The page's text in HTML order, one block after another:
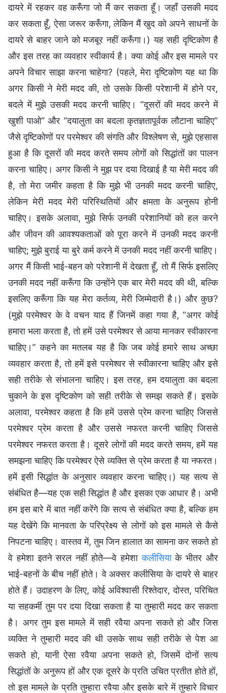
दायरे में रहकर वह करूँगा जो मैं कर सकता हूँ। जहाँ उसकी मदद
कर सकता हूँ, ऐसा जरूर करूँगा, लेकिन मैं खुद को अपने साधनों के
दायरे से बाहर जाने को मजबूर नहीं करूँगा।) यह सही दृष्टिकोण है
और इस तरह का व्यवहार स्वीकार्य है। क्या कोई और इस मामले पर
अपने विचार साझा करना चाहेगा? (पहले, मेरा दृष्टिकोण यह था कि
अगर किसी ने मेरी मदद की, तो उसके किसी परेशानी में होने पर,
बदले में मुझे उसकी मदद करनी चाहिए। “दूसरों की मदद करने में
खुशी पाओ” और “दयालुता का बदला कृतज्ञतापूर्वक लौटाना चाहिए”
जैसे दृष्टिकोणों पर परमेश्वर की संगति और विश्लेषण से, मुझे एहसास
हुआ है कि दूसरों की मदद करते समय लोगों को सिद्धांतों का पालन
करना चाहिए। अगर किसी ने मुझ पर दया दिखाई है या मेरी मदद की
है, तो मेरा जमीर कहता है कि मुझे भी उनकी मदद करनी चाहिए,
लेकिन मेरी मदद मेरी परिस्थितियों और क्षमता के अनुरूप होनी
चाहिए। इसके अलावा, मुझे सिर्फ उनकी परेशानियों को हल करने
और जीवन की आवश्यकताओं को पूरा करने में उनकी मदद करनी
चाहिए; मुझे बुराई या बुरे कर्म करने में उनकी मदद नहीं करनी चाहिए।
अगर मैं किसी भाई-बहन को परेशानी में देखता हूँ, तो मैं सिर्फ इसलिए
उनकी मदद नहीं करूँगा कि उन्होंने एक बार मेरी मदद की थी, बल्कि
इसलिए करूँगा कि यह मेरा कर्तव्य, मेरी जिम्मेदारी है।) और कुछ?
(मुझे परमेश्वर के वे वचन याद हैं जिनमें कहा गया है, “अगर कोई
हमारा भला करता है, तो हमें उसे परमेश्वर से आया मानकर स्वीकारना
चाहिए।” कहने का मतलब यह है कि जब कोई हमारे साथ अच्छा
व्यवहार करता है, तो हमें इसे परमेश्वर से स्वीकारना चाहिए और इसे
सही तरीके से संभालना चाहिए। इस तरह, हम दयालुता का बदला
चुकाने के इस दृष्टिकोण को सही तरीके से समझ सकते हैं। इसके
अलावा, परमेश्वर कहता है कि हमें उससे प्रेम करना चाहिए जिससे
परमेश्वर प्रेम करता है और उससे नफरत करनी चाहिए जिससे
परमेश्वर नफरत करता है। दूसरे लोगों की मदद करते समय, हमें यह
समझना चाहिए कि परमेश्वर ऐसे व्यक्ति से प्रेम करता है या नफरत।
हमें इसी सिद्धांत के अनुसार व्यवहार करना चाहिए।) यह सत्य से
संबंधित है—यह एक सही सिद्धांत है और इसका एक आधार है। अभी
हम इस बारे में बात नहीं करेंगे कि सत्य से संबंधित क्या है, बल्कि हम
यह देखेंगे कि मानवता के परिप्रेक्ष्य से लोगों को इस मामले से कैसे
निपटना चाहिए। वास्तव में, तुम जिन हालात का सामना कर सकते हो
वे हमेशा इतने सरल नहीं होते—वे हमेशाकलीसियाके भीतर और
भाई-बहनों के बीच नहीं होते। वे अक्सर कलीसिया के दायरे से बाहर
होते हैं। उदाहरण के लिए, कोई अविश्वासी रिश्तेदार, दोस्त, परिचित
या सहकर्मी तुम पर दया दिखा सकता है या तुम्हारी मदद कर सकता
है। अगर तुम इस मामले में सही रवैया अपना सकते हो और जिस
व्यक्ति ने तुम्हारी मदद की थी उसके साथ सही तरीके से पेश आ
सकते हो, यानी ऐसा रवैया अपना सकते हो, जिसमें दोनों सत्य
सिद्धांतों के अनुरूप हों और एक दूसरे के प्रति उचित प्रतीत होते हों,
तो इस मामले के प्रति तुम्हारा रवैया और इसके बारे में तुम्हारे विचार